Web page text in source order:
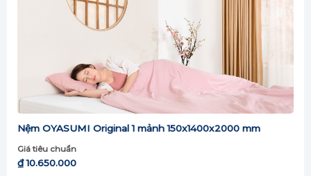
Nệm OYASUMI Original 1 mảnh 150x1400x2000 mm
Giá tiêu chuẩn
₫10.650.000